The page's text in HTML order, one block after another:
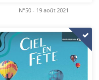
N°50 - 19 août 2021